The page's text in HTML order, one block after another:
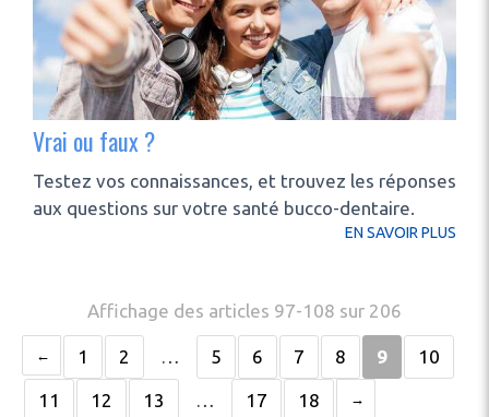
Vrai ou faux ?
Testez vos connaissances, et trouvez les réponses
aux questions sur votre santé bucco-dentaire.
EN SAVOIR PLUS
Affichage des articles 97-108 sur 206
1 2 … 5 6 7 8 9 10
11 12 13 … 17 18